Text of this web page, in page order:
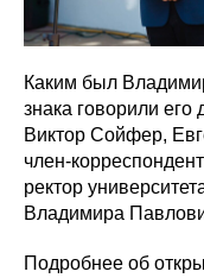
Каким был
знака говорили его
Виктор Сойфер,
член-
ректор
Владимира
Подробнее об